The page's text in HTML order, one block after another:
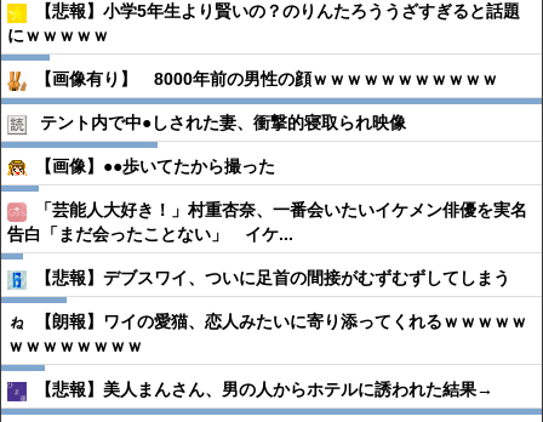
【悲報】小学5年生より賢いの？のりんたろううざすぎると話題
にｗｗｗｗｗ
【画像有り】 8000年前の男性の顔ｗｗｗｗｗｗｗｗｗｗｗ
テント内で中●︎しされた妻、衝撃的寝取られ映像
【画像】●●歩いてたから撮った
「芸能人大好き！」村重杏奈、一番会いたいイケメン俳優を実名
告白「まだ会ったことない」 イケ...
【悲報】デブスワイ、ついに足首の間接がむずむずしてしまう
【朗報】ワイの愛猫、恋人みたいに寄り添ってくれるｗｗｗｗｗ
ｗｗｗｗｗｗｗｗ
【悲報】美人まんさん、男の人からホテルに誘われた結果→